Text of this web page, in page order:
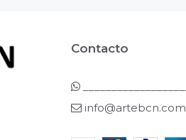
Contacto
info@artebcn.com